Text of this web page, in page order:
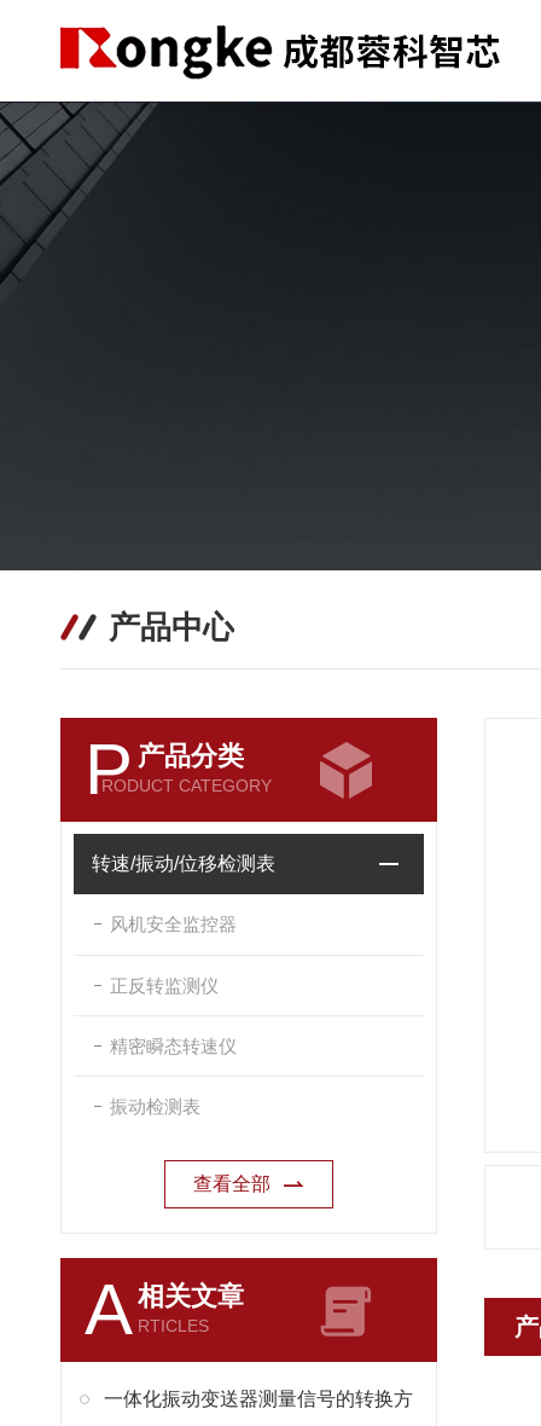
产品中心
P 产品分类
RODUCT CATEGORY
转速/振动/位移检测表
风机安全监控器
正反转监测仪
精密瞬态转速仪
振动检测表
查看全部
A相关文章
RTICLES
一体化振动变送器测量信号的转换方